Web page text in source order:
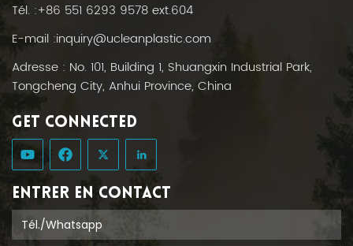
Tél. :+86 551 6293 9578 ext.604
E-mail :inquiry@ucleanplastic.com
Adresse : No. 101, Building 1, Shuangxin Industrial Park,
Tongcheng City, Anhui Province, China
GET CONNECTED
ENTRER EN CONTACT